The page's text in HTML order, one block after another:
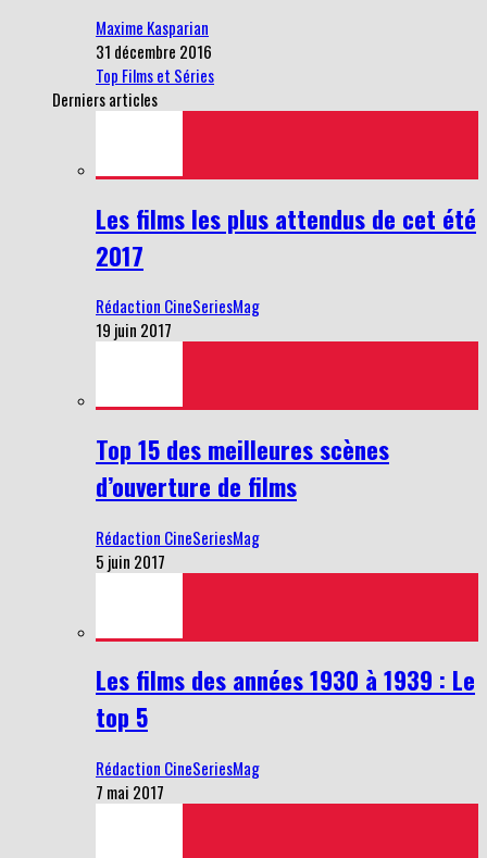
Maxime Kasparian
31 décembre 2016
Top Films et Séries
Derniers articles
Les films les plus attendus de cet été
2017
Rédaction CineSeriesMag
19 juin 2017
Top 15 des meilleures scènes
d’ouverture de films
Rédaction CineSeriesMag
5 juin 2017
Les films des années 1930 à 1939 : Le
top 5
Rédaction CineSeriesMag
7 mai 2017